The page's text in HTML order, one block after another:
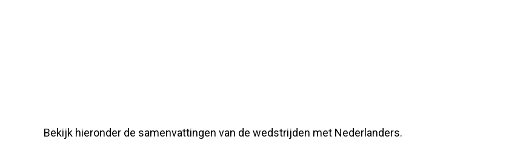
Bekijk hieronder de samenvattingen van de wedstrijden met Nederlanders.